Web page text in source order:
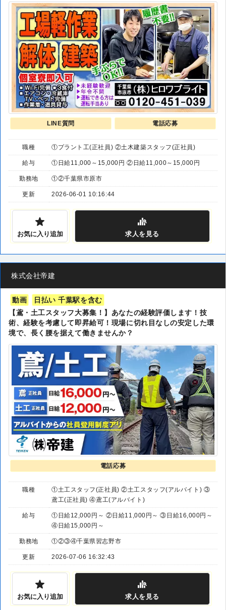
LINE質問 電話応募
職種 ①プラント工(正社員) ②土木建築スタッフ(正社員)
給与 ①日給11,000～15,000円 ②日給11,000～15,000円
勤務地 ①②千葉県市原市
更新 2026-06-01 10:16:44
お気に入り追加 求人を見る
株式会社帝建
動画
日払い 千葉駅を含む
【鳶・土工スタッフ大募集！】あなたの経験評価します！技
術、経験を考慮して即昇給可！現場に切れ目なしの安定した環
境で、長く腰を据えて働きませんか？
電話応募
職種
①土工スタッフ(正社員) ②土工スタッフ(アルバイト) ③
鳶工(正社員) ④鳶工(アルバイト)
給与
①日給12,000円～ ②日給11,000円～ ③日給16,000円～
④日給15,000円～
勤務地 ①②③④千葉県習志野市
更新 2026-07-06 16:32:43
お気に入り追加 求人を見る